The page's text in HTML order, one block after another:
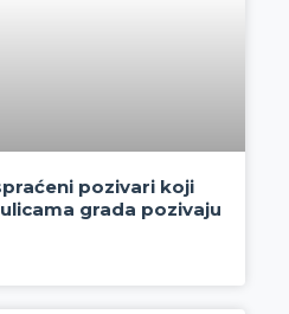
pozivari koji
grada pozivaju